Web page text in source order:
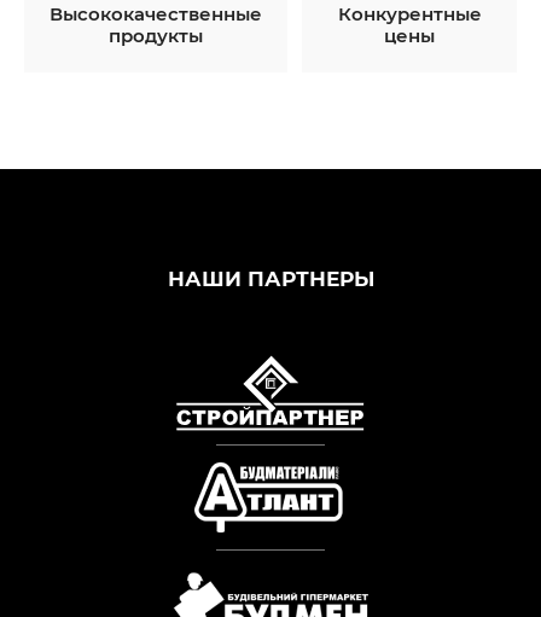
Высококачественные
продукты
Конкурентные
цены
НАШИ ПАРТНЕРЫ